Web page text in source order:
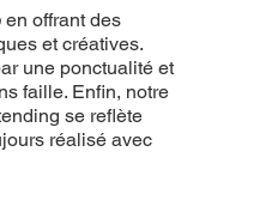
en offrant des
et créatives.
une ponctualité et
faille. Enfin, notre
se reflète
réalisé avec